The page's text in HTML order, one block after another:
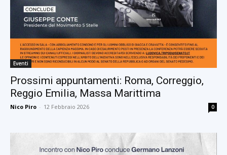
Eventi
Prossimi appuntamenti: Roma, Correggio,
Reggio Emilia, Massa Marittima
Nico Piro - 12 Febbraio 2026 0